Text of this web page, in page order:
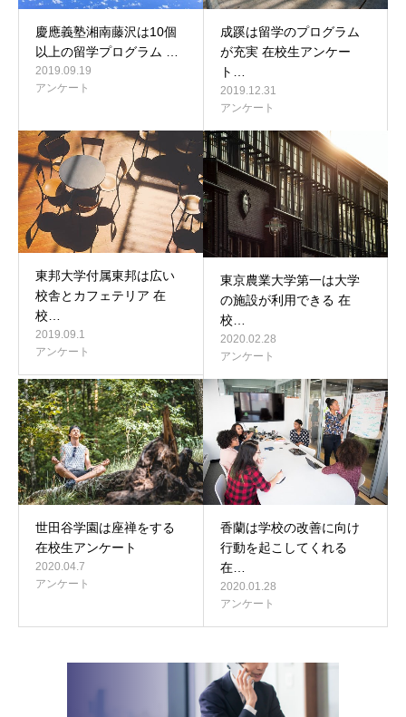
慶應義塾湘南藤沢は10個
以上の留学プログラム …
2019.09.19
アンケート
成蹊は留学のプログラム
が充実 在校生アンケー
ト…
2019.12.31
アンケート
東邦大学付属東邦は広い
校舎とカフェテリア 在
校…
2019.09.1
アンケート
東京農業大学第一は大学
の施設が利用できる 在
校…
2020.02.28
アンケート
世田谷学園は座禅をする
在校生アンケート
2020.04.7
アンケート
香蘭は学校の改善に向け
行動を起こしてくれる
在…
2020.01.28
アンケート